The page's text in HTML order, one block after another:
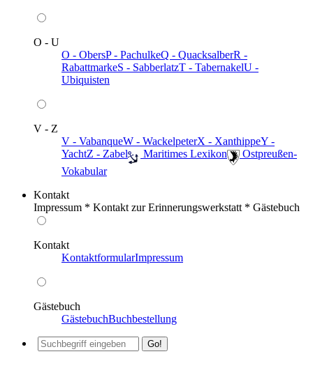
O - U
O - ObersP - PachulkeQ - QuacksalberR -
RabattmarkeS - SabberlatzT - TabernakelU -
Ubiquisten
V - Z
V - VabanqueW - WackelpeterX - XanthippeY -
YachtZ - Zabel ️ Maritimes Lexikon
️ Ostpreußen-
Vokabular
Kontakt
Impressum * Kontakt zur Erinnerungswerkstatt * Gästebuch
Kontakt
KontaktformularImpressum
Gästebuch
GästebuchBuchbestellung